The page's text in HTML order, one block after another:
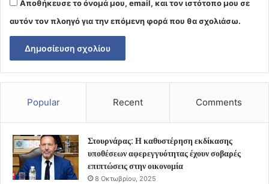
Αποθήκευσε το όνομά μου, email, και τον ιστότοπο μου σε
αυτόν τον πλοηγό για την επόμενη φορά που θα σχολιάσω.
Popular Recent Comments
Στουρνάρας: Η καθυστέρηση εκδίκασης
υποθέσεων αφερεγγυότητας έχουν σοβαρές
επιπτώσεις στην οικονομία
8 Οκτωβρίου, 2025